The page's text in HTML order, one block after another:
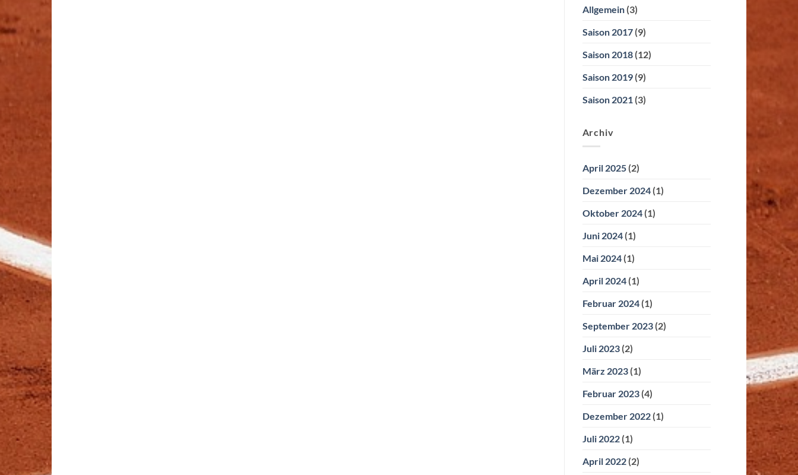
Allgemein(3)
Saison 2017(9)
Saison 2018(12)
Saison 2019(9)
Saison 2021 (3)
Archiv
April 2025(2)
Dezember 2024(1)
Oktober 2024(1)
Juni 2024(1)
Mai 2024(1)
April 2024(1)
Februar 2024(1)
September 2023(2)
Juli 2023(2)
März 2023(1)
Februar 2023(4)
Dezember 2022(1)
Juli 2022(1)
April 2022(2)